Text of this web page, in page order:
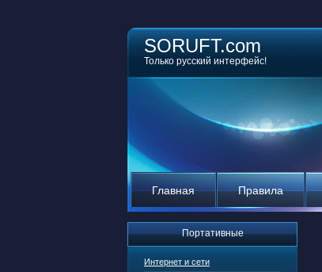
SORUFT.com
Только русский интерфейс!
Главная Правила
Портативные
Интернет и сети